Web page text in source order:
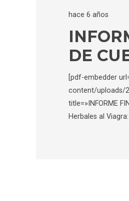
hace 6 años
DE
[pdf-embedder
content/uploads/
title=»INFORME
Herbales al